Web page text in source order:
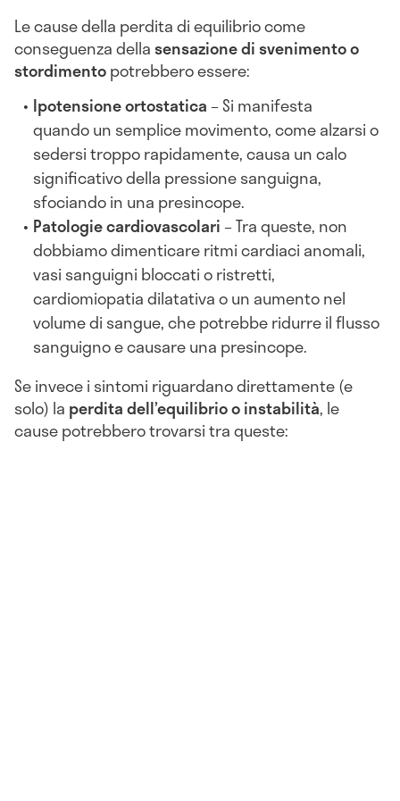
Le cause della perdita di equilibrio come
conseguenza dellasensazione di svenimento o
stordimentopotrebbero essere:
Ipotensione ortostatica – Si manifesta
quando un semplice movimento, come alzarsi o
sedersi troppo rapidamente, causa un calo
significativo della pressione sanguigna,
sfociando in una presincope.
Patologie cardiovascolari – Tra queste, non
dobbiamo dimenticare ritmi cardiaci anomali,
vasi sanguigni bloccati o ristretti,
cardiomiopatia dilatativa o un aumento nel
volume di sangue, che potrebbe ridurre il flusso
sanguigno e causare una presincope.
Se invece i sintomi riguardano direttamente (e
solo) la perdita dell’equilibrio o instabilità, le
cause potrebbero trovarsi tra queste: